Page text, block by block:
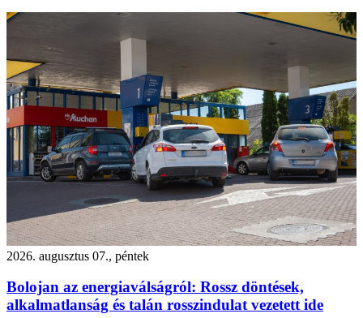
2026. augusztus 07., péntek
Bolojan az energiaválságról: Rossz döntések,
alkalmatlanság és talán rosszindulat vezetett ide